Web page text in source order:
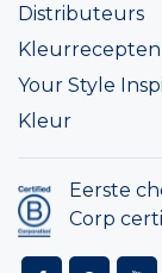
Distributeurs
Your Style
Kleur
Eerste
Corp